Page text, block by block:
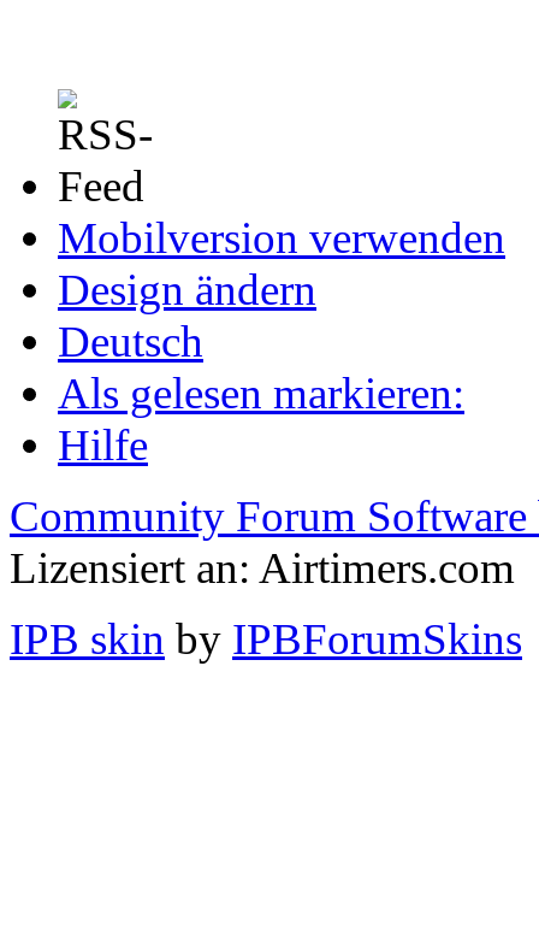
Mobilversion verwenden
Design ändern
Deutsch
Als gelesen markieren:
Hilfe
Community Forum Software
Lizensiert an: Airtimers.com
IPB skin by IPBForumSkins